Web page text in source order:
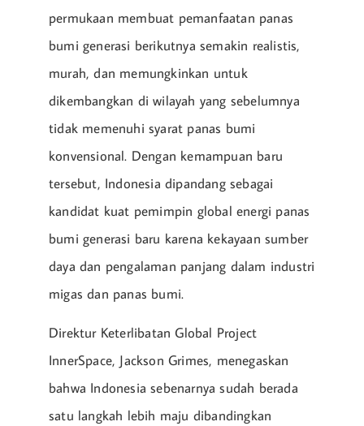
permukaan membuat pemanfaatan panas
bumi generasi berikutnya semakin realistis,
murah, dan memungkinkan untuk
dikembangkan di wilayah yang sebelumnya
tidak memenuhi syarat panas bumi
konvensional. Dengan kemampuan baru
tersebut, Indonesia dipandang sebagai
kandidat kuat pemimpin global energi panas
bumi generasi baru karena kekayaan sumber
daya dan pengalaman panjang dalam industri
migas dan panas bumi.
Direktur Keterlibatan Global Project
InnerSpace, Jackson Grimes, menegaskan
bahwa Indonesia sebenarnya sudah berada
satu langkah lebih maju dibandingkan